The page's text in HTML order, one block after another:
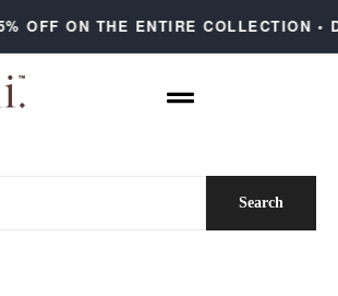
ON THE ENTIRE COLLECTION •
Search